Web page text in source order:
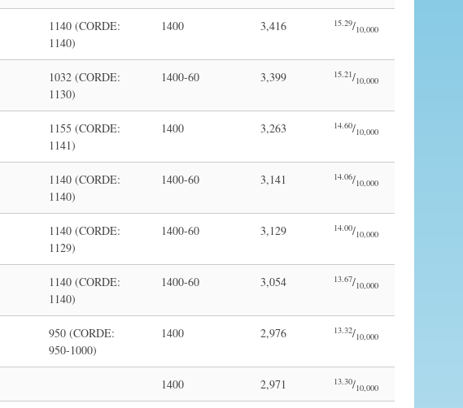
1140 (CORDE:
1140)
1400 3,416 15.29/10,000
1032 (CORDE:
1130)
1400-60 3,399 15.21/10,000
1155 (CORDE:
1141)
1400 3,263 14.60/10,000
1140 (CORDE:
1140)
1400-60 3,141 14.06/10,000
1140 (CORDE:
1129)
1400-60 3,129 14.00/10,000
1140 (CORDE:
1140)
1400-60 3,054 13.67/10,000
950 (CORDE:
950-1000)
1400 2,976 13.32/10,000
1400 2,971 13.30/10,000